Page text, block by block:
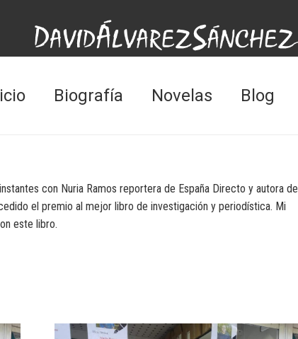
Biografía Novelas Blog
con Nuria Ramos reportera de España Directo y autora de
el premio al mejor libro de investigación y periodística. Mi
este libro.